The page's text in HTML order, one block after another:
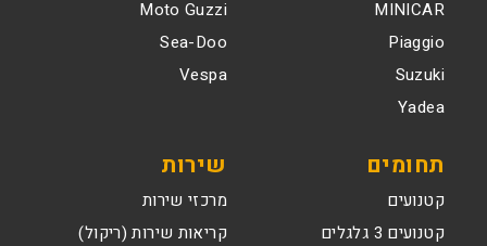
MINICAR
Moto Guzzi
Piaggio
Sea-Doo
Suzuki
Vespa
Yadea
תחומים
קטנועים
קטנועים 3 גלגלים
שירות
מרכזי שירות
קריאות שירות (ריקול)